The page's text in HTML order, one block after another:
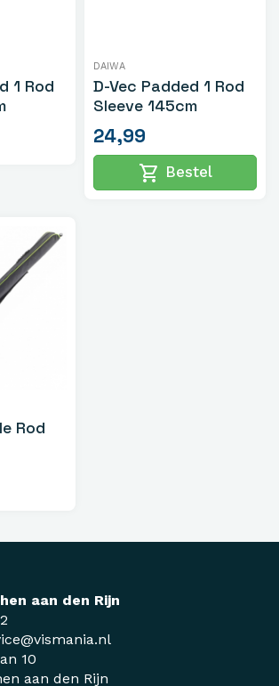
1 Rod
DAIWA
D-Vec Padded 1 Rod
Sleeve 145cm
24,99
shopping_cart Bestel
Rod
aan den Rijn
10
aan den Rijn